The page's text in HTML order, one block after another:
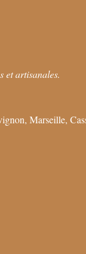
et artisanales.
Marseille,